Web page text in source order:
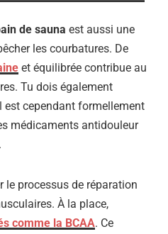
de sauna est aussi une
les courbatures. De
et équilibrée contribue au
Tu dois également
est cependant formellement
médicaments antidouleur
le processus de réparation
À la place,
comme la BCAA. Ce